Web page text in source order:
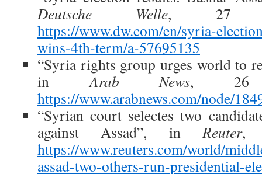
Deutsche Welle, 27
https://www.dw.com/en/syria-
wins-4th-term/a-57695135
“Syria rights group urges world to
inArab News, 26
https://www.arabnews.com/node/
“Syrian court selectes two
against Assad”, inReuter,
https://www.reuters.com/world/
assad-two-others-run-presidential-